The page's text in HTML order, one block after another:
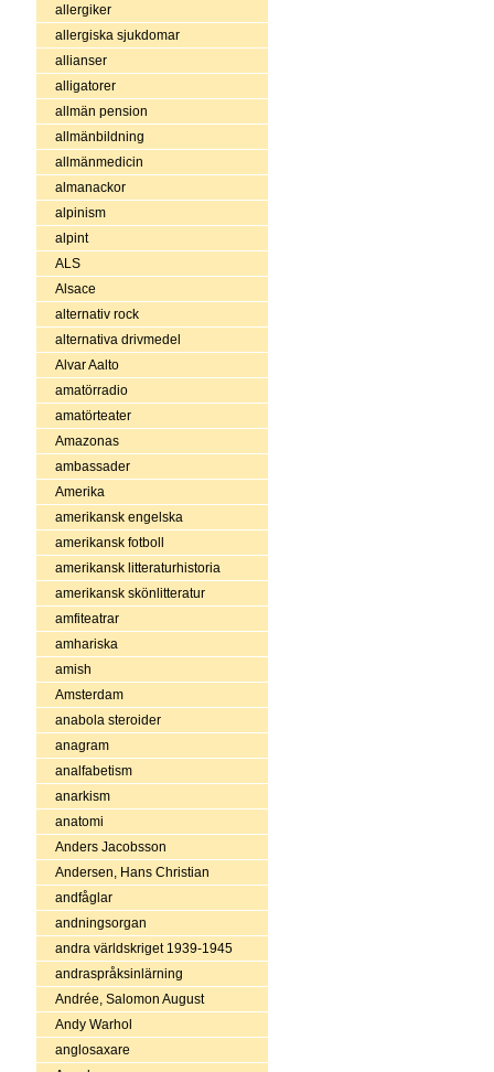
allergiker
allergiska sjukdomar
allianser
alligatorer
allmän pension
allmänbildning
allmänmedicin
almanackor
alpinism
alpint
ALS
Alsace
alternativ rock
alternativa drivmedel
Alvar Aalto
amatörradio
amatörteater
Amazonas
ambassader
Amerika
amerikansk engelska
amerikansk fotboll
amerikansk litteraturhistoria
amerikansk skönlitteratur
amfiteatrar
amhariska
amish
Amsterdam
anabola steroider
anagram
analfabetism
anarkism
anatomi
Anders Jacobsson
Andersen, Hans Christian
andfåglar
andningsorgan
andra världskriget 1939-1945
andraspråksinlärning
Andrée, Salomon August
Andy Warhol
anglosaxare